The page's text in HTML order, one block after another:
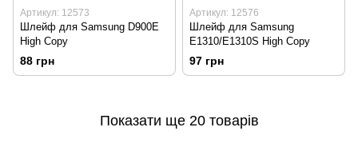
Артикул: 12573
Шлейф для Samsung D900E
High Copy
88 грн
Артикул: 12576
Шлейф для Samsung
E1310/E1310S High Copy
97 грн
Показати ще 20 товарів